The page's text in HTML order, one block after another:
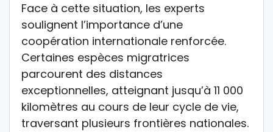
Face à cette situation, les experts
soulignent l’importance d’une
coopération internationale renforcée.
Certaines espèces migratrices
parcourent des distances
exceptionnelles, atteignant jusqu’à 11 000
kilomètres au cours de leur cycle de vie,
traversant plusieurs frontières nationales.